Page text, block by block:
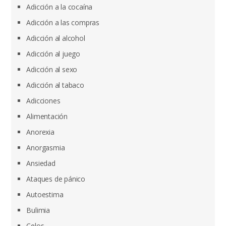
Adicción a la cocaína
Adicción a las compras
Adicción al alcohol
Adicción al juego
Adicción al sexo
Adicción al tabaco
Adicciones
Alimentación
Anorexia
Anorgasmia
Ansiedad
Ataques de pánico
Autoestima
Bulimia